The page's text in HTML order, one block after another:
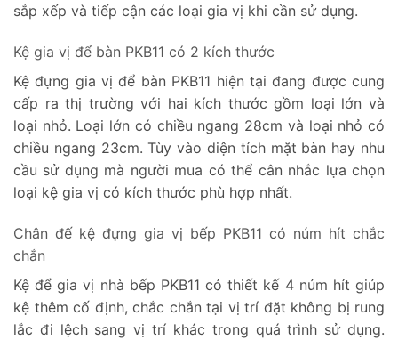
sắp xếp và tiếp cận các loại gia vị khi cần sử dụng.
Kệ gia vị để bàn PKB11 có 2 kích thước
Kệ đựng gia vị để bàn PKB11 hiện tại đang được cung
cấp ra thị trường với hai kích thước gồm loại lớn và
loại nhỏ. Loại lớn có chiều ngang 28cm và loại nhỏ có
chiều ngang 23cm. Tùy vào diện tích mặt bàn hay nhu
cầu sử dụng mà người mua có thể cân nhắc lựa chọn
loại kệ gia vị có kích thước phù hợp nhất.
Chân đế kệ đựng gia vị bếp PKB11 có núm hít chắc
chắn
Kệ để gia vị nhà bếp PKB11 có thiết kế 4 núm hít giúp
kệ thêm cố định, chắc chắn tại vị trí đặt không bị rung
lắc đi lệch sang vị trí khác trong quá trình sử dụng.